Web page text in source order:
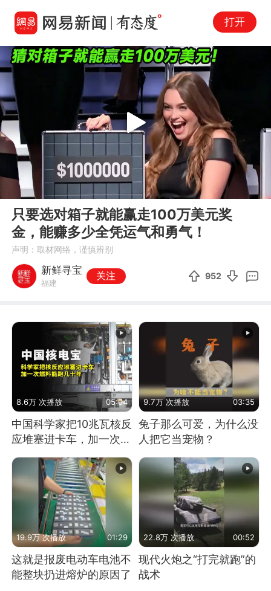
打开
00:00 09:57
Play
只要选对箱子就能赢走100万美元奖
金，能赚多少全凭运气和勇气！
声明：取材网络，谨慎辨别
新鲜寻宝
福建
关注 952
8.6万 次播放 05:04
中国科学家把10兆瓦核反
应堆塞进卡车，加一次燃
9.7万 次播放 03:35
兔子那么可爱，为什么没
人把它当宠物？
19.9万 次播放 01:29
这就是报废电动车电池不
能整块扔进熔炉的原因了
22.8万 次播放 00:52
现代火炮之“打完就跑”的
战术